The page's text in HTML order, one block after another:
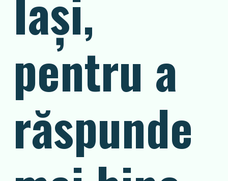
pentru a
răspunde